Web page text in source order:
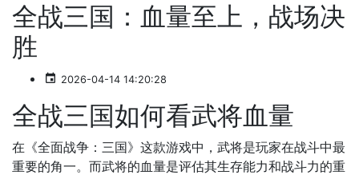
全战三国：血量至上，战场决
胜
2026-04-14 14:20:28
全战三国如何看武将血量
在《全面战争：三国》这款游戏中，武将是玩家在战斗中最
重要的角一。而武将的血量是评估其生存能力和战斗力的重